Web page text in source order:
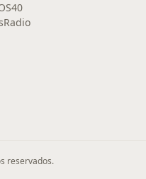
reservados.